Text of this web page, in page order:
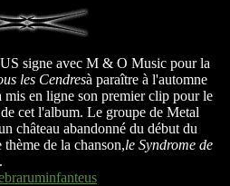
signe avec M & O Music pour la
les Cendresà paraître à l'automne
mis en ligne son premier clip pour le
cet l'album. Le groupe de Metal
château abandonné du début du
de la chanson,le Syndrome de
.